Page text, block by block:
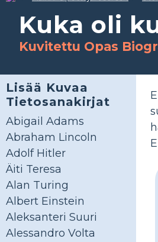
Kuka oli
Kuvitettu Opas
Lisää Kuvaa
Tietosanakirjat
Abigail Adams
Abraham Lincoln
Adolf Hitler
Äiti Teresa
Alan Turing
Albert Einstein
Aleksanteri Suuri
Alessandro Volta